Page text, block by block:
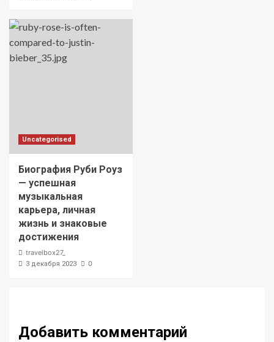
Uncategorised
Биография Руби Роуз
— успешная
музыкальная
карьера, личная
жизнь и знаковые
достижения
travelbox27_
3 декабря 2023 0
Добавить комментарий